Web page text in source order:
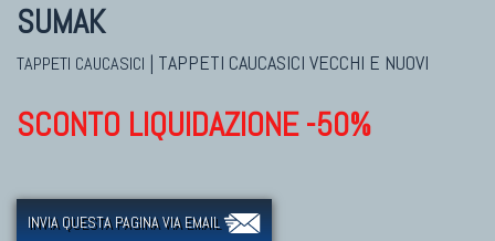
SUMAK
TAPPETI CAUCASICI | TAPPETI CAUCASICI VECCHI E NUOVI
SCONTO LIQUIDAZIONE -50%
INVIA QUESTA PAGINA VIA EMAIL